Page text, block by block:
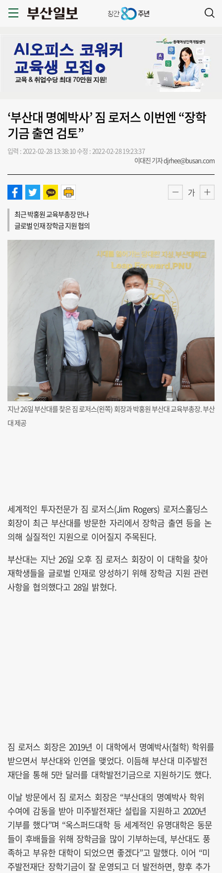
‘부산대 명예박사’ 짐 로저스 이번엔 “장학
기금 출연 검토”
입력 : 2022-02-28 13:38:10수정 : 2022-02-28 19:23:37
이대진 기자 djrhee@busan.com
가
최근 박홍원 교육부총장 만나
글로벌 인재 장학금 지원 협의
지난 26일 부산대를 찾은 짐 로저스(왼쪽) 회장과 박홍원 부산대 교육부총장. 부산
대 제공
세계적인 투자전문가 짐 로저스(Jim Rogers) 로저스홀딩스
회장이 최근 부산대를 방문한 자리에서 장학금 출연 등을 논
의해 실질적인 지원으로 이어질지 주목된다.
부산대는 지난 26일 오후 짐 로저스 회장이 이 대학을 찾아
재학생들을 글로벌 인재로 양성하기 위해 장학금 지원 관련
사항을 협의했다고 28일 밝혔다.
짐 로저스 회장은 2019년 이 대학에서 명예박사(철학) 학위를
받으면서 부산대와 인연을 맺었다. 이듬해 부산대 미주발전
재단을 통해 5만 달러를 대학발전기금으로 지원하기도 했다.
이날 방문에서 짐 로저스 회장은 “부산대의 명예박사 학위
수여에 감동을 받아 미주발전재단 설립을 지원하고 2020년
기부를 했다”며 “옥스퍼드대학 등 세계적인 유명대학은 동문
들이 후배들을 위해 장학금을 많이 기부하는데, 부산대도 풍
족하고 부유한 대학이 되었으면 좋겠다”고 말했다. 이어 “미
주발전재단 장학기금이 잘 운영되고 더 발전하면, 향후 추가